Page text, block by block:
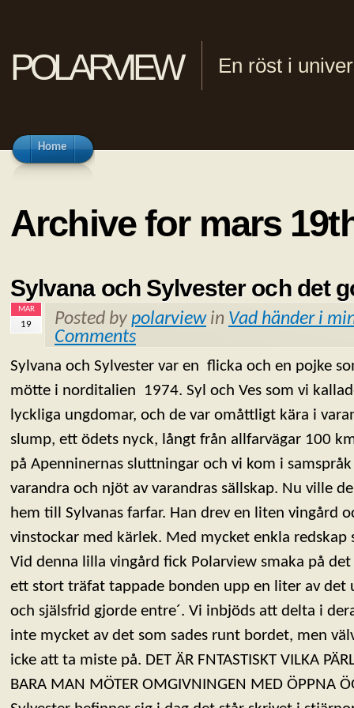
polarview En röst i
Home
Archive for mars
Sylvana och Sylvester och det
MAR
19 Posted by polarviewin Vad händer i
Comments
Sylvana och Sylvester var en flicka och en pojke
mötte i norditalien 1974. Syl och Ves som vi
lyckliga ungdomar, och de var omåttligt kära i
slump, ett ödets nyck, långt från allfarvägar 100
på Apenninernas sluttningar och vi kom i
varandra och njöt av varandras sällskap. Nu ville
hem till Sylvanas farfar. Han drev en liten vingård
vinstockar med kärlek. Med mycket enkla redskap
Vid denna lilla vingård fick Polarview smaka på
ett stort träfat tappade bonden upp en liter av det
och själsfrid gjorde entre´. Vi inbjöds att delta i
inte mycket av det som sades runt bordet, men
icke att ta miste på. DET ÄR FNTASTISKT VILKA
BARA MAN MÖTER OMGIVNINGEN MED ÖPPNA